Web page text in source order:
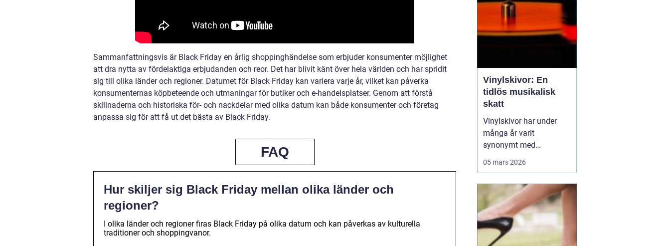
Sammanfattningsvis är Black Friday en årlig shoppinghändelse som erbjuder konsumenter möjlighet
att dra nytta av fördelaktiga erbjudanden och reor. Det har blivit känt över hela världen och har spridit
sig till olika länder och regioner. Datumet för Black Friday kan variera varje år, vilket kan påverka
konsumenternas köpbeteende och utmaningar för butiker och e-handelsplatser. Genom att förstå
skillnaderna och historiska för- och nackdelar med olika datum kan både konsumenter och företag
anpassa sig för att få ut det bästa av Black Friday.
FAQ
Hur skiljer sig Black Friday mellan olika länder och
regioner?
I olika länder och regioner firas Black Friday på olika datum och kan påverkas av kulturella
traditioner och shoppingvanor.
Vinylskivor: En
tidlös musikalisk
skatt
Vinylskivor har under
många år varit
synonymt med
framväxten av nya
former av musikmedia,
fortsätter dessa skivor
att fascinera och locka
en allt större...
05 mars 2026